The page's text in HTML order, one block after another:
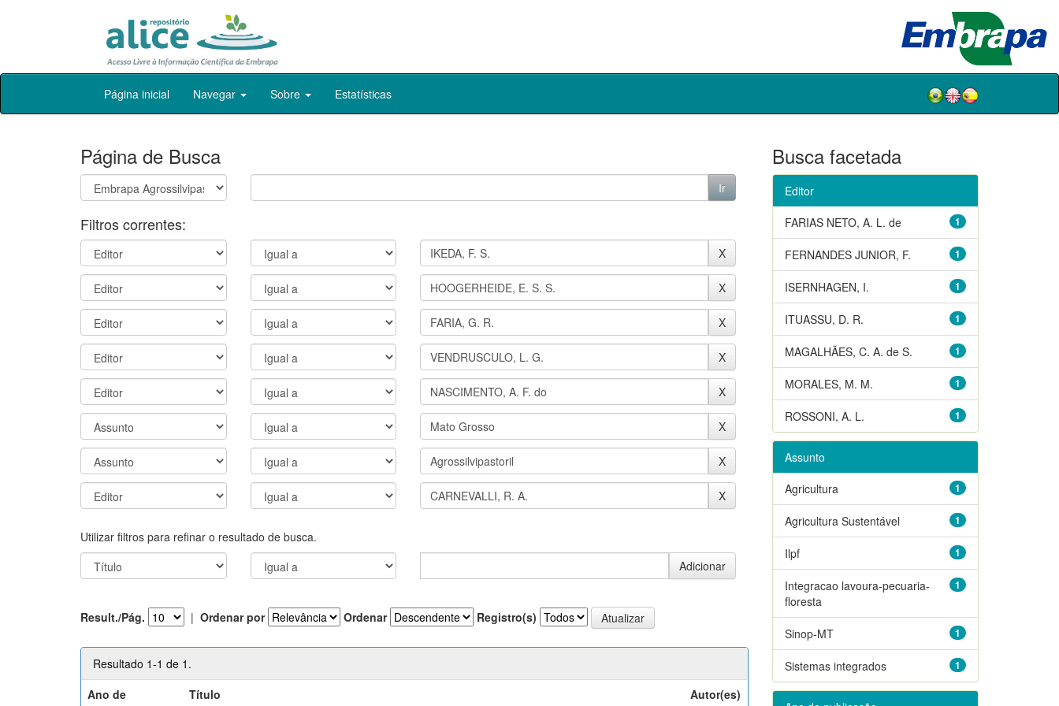
Skip
Página inicial Navegar Sobre Estatísticas
Página de Busca
Filtros correntes:
Utilizar filtros para refinar o resultado de busca.
Result./Pág. | Ordenar por Ordenar Registro(s)
Resultado 1-1 de 1.
Ano de
Título Autor(es)
Busca facetada
Editor
1
FARIAS NETO, A. L. de
1
FERNANDES JUNIOR, F.
1
ISERNHAGEN, I.
1
ITUASSU, D. R.
1
MAGALHÃES, C. A. de S.
1
MORALES, M. M.
1
ROSSONI, A. L.
Assunto
1
Agricultura
1
Agricultura Sustentável
1
Ilpf
1
Integracao lavoura-pecuaria-
floresta
1
Sinop-MT
1
Sistemas integrados